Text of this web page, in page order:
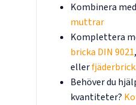
Kombinera med
muttrar
Komplettera
bricka DIN 9021,
eller
Behöver du
kvantiteter?